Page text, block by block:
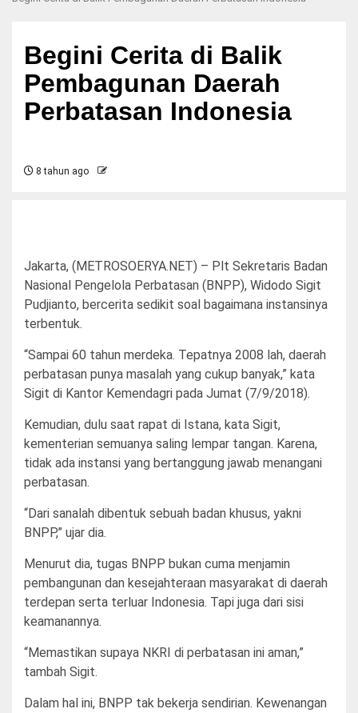
Begini Cerita di Balik
Pembagunan Daerah
Perbatasan Indonesia
8 tahun ago
Jakarta, (METROSOERYA.NET) – Plt Sekretaris Badan
Nasional Pengelola Perbatasan (BNPP), Widodo Sigit
Pudjianto, bercerita sedikit soal bagaimana instansinya
terbentuk.
“Sampai 60 tahun merdeka. Tepatnya 2008 lah, daerah
perbatasan punya masalah yang cukup banyak,” kata
Sigit di Kantor Kemendagri pada Jumat (7/9/2018).
Kemudian, dulu saat rapat di Istana, kata Sigit,
kementerian semuanya saling lempar tangan. Karena,
tidak ada instansi yang bertanggung jawab menangani
perbatasan.
“Dari sanalah dibentuk sebuah badan khusus, yakni
BNPP,” ujar dia.
Menurut dia, tugas BNPP bukan cuma menjamin
pembangunan dan kesejahteraan masyarakat di daerah
terdepan serta terluar Indonesia. Tapi juga dari sisi
keamanannya.
“Memastikan supaya NKRI di perbatasan ini aman,”
tambah Sigit.
Dalam hal ini, BNPP tak bekerja sendirian. Kewenangan